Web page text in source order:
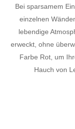
Bei sparsamem
einzelnen
lebendige
erweckt, ohne
Farbe Rot, um
Hauch von